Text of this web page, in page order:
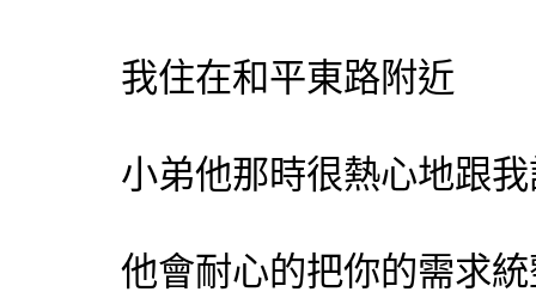
我住在和平東路附近
小弟他那時很熱心地跟
他會耐心的把你的需求